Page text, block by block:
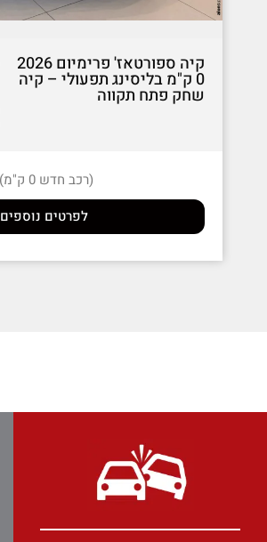
קיה ספורטאז' פרימיום 2026
0 ק"מ בליסינג תפעולי – קיה
שחק פתח תקווה
(רכב חדש 0 ק"מ)
לפרטים נוספים